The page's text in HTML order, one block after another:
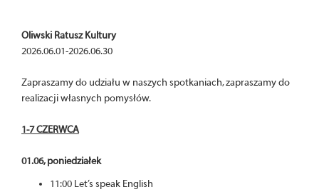
Oliwski Ratusz Kultury
2026.06.01-2026.06.30
Zapraszamy do udziału w naszych spotkaniach, zapraszamy do
realizacji własnych pomysłów.
1-7 CZERWCA
01.06, poniedziałek
11:00 Let’s speak English